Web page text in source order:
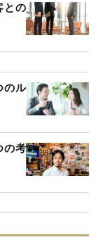
との
のル
の考